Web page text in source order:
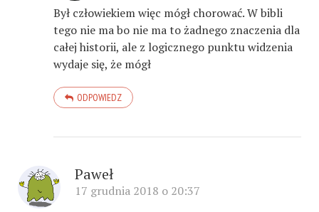
Był człowiekiem więc mógł chorować. W bibli
tego nie ma bo nie ma to żadnego znaczenia dla
całej historii, ale z logicznego punktu widzenia
wydaje się, że mógł
ODPOWIEDZ
Paweł
17 grudnia 2018 o 20:37